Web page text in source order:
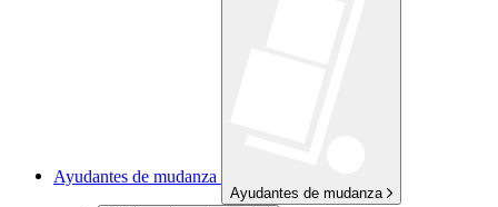
Ayudantes de mudanza
Ayudantes de mudanza